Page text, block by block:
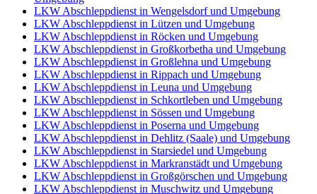
LKW Abschleppdienst in Wengelsdorf und Umgebung
LKW Abschleppdienst in Lützen und Umgebung
LKW Abschleppdienst in Röcken und Umgebung
LKW Abschleppdienst in Großkorbetha und Umgebung
LKW Abschleppdienst in Großlehna und Umgebung
LKW Abschleppdienst in Rippach und Umgebung
LKW Abschleppdienst in Leuna und Umgebung
LKW Abschleppdienst in Schkortleben und Umgebung
LKW Abschleppdienst in Sössen und Umgebung
LKW Abschleppdienst in Poserna und Umgebung
LKW Abschleppdienst in Dehlitz (Saale) und Umgebung
LKW Abschleppdienst in Starsiedel und Umgebung
LKW Abschleppdienst in Markranstädt und Umgebung
LKW Abschleppdienst in Großgörschen und Umgebung
LKW Abschleppdienst in Muschwitz und Umgebung